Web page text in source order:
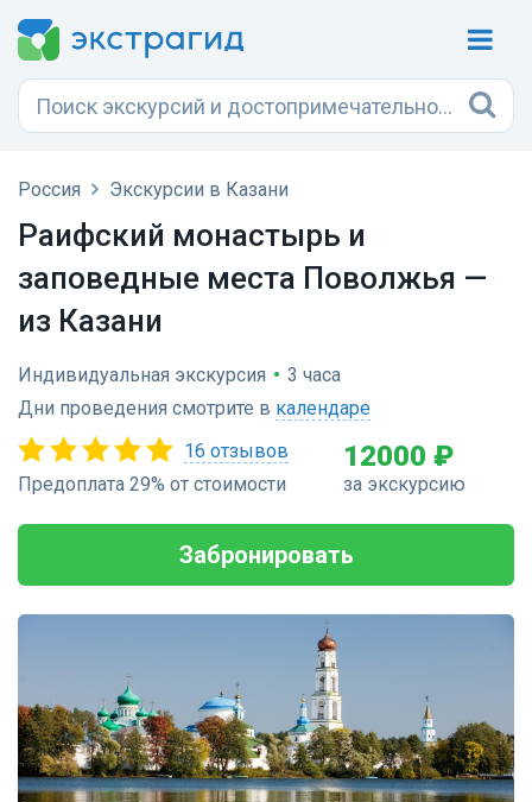
Россия Экскурсии в Казани
Раифский монастырь и
заповедные места Поволжья —
из Казани
Индивидуальная экскурсия • 3 часа
Дни проведения смотрите в календаре
16 отзывов
Предоплата 29% от стоимости
12000 ₽
за экскурсию
Забронировать